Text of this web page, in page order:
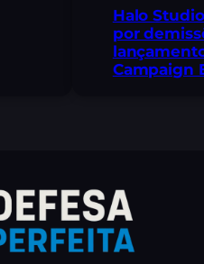
Halo
por
Campaign